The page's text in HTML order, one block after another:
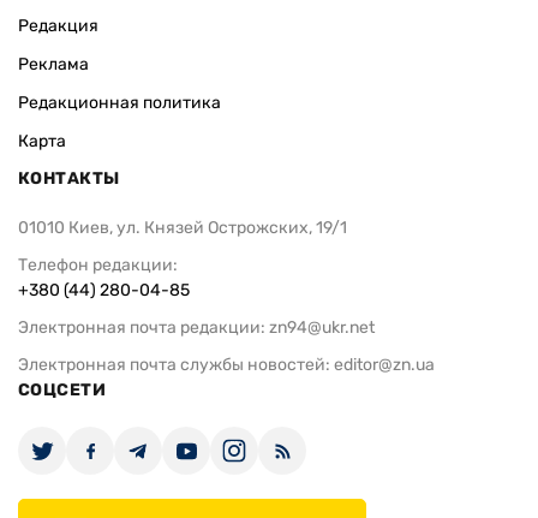
Редакция
Реклама
Редакционная политика
Карта
КОНТАКТЫ
01010 Киев, ул. Князей Острожских, 19/1
Телефон редакции:
+380 (44) 280-04-85
Электронная почта редакции: zn94@ukr.net
Электронная почта службы новостей: editor@zn.ua
СОЦСЕТИ